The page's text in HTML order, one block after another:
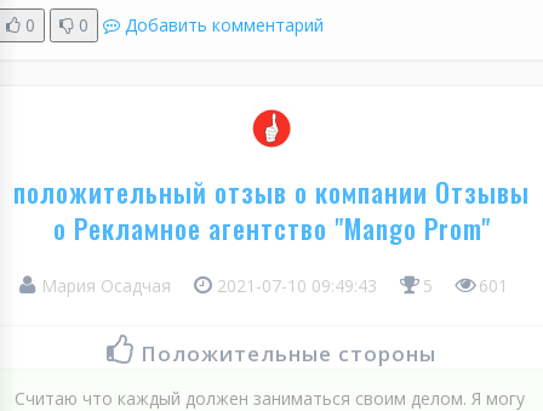
0 0 Добавить комментарий
положительный отзыв о компании Отзывы
о Рекламное агентство "Mango Prom"
Мария Осадчая 2021-07-10 09:49:43 5 601
Положительные стороны
Считаю что каждый должен заниматься своим делом. Я могу